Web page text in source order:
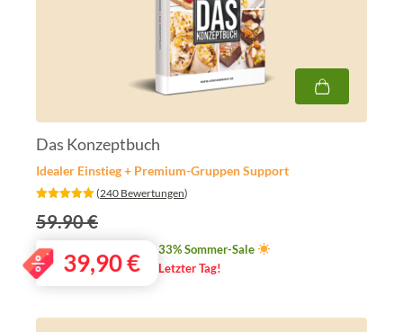
Das Konzeptbuch
Idealer Einstieg + Premium-Gruppen Support
‎ (240 Bewertungen)
59.90 €
39,90€
33% Sommer-Sale
Letzter Tag!